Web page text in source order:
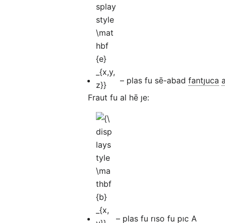
\mathbf {e}
_{x,y,z}}
– plas fu sē-abadfantȷuca
Fraut fu al hē ȷe:
{\displaystyle
\mathbf {b}
_{x,y}}
– plas fu rıso fu pıc A